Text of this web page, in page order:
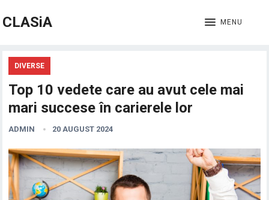
CLASiA MENU
DIVERSE
Top 10 vedete care au avut cele mai
mari succese în carierele lor
ADMIN 20 AUGUST 2024